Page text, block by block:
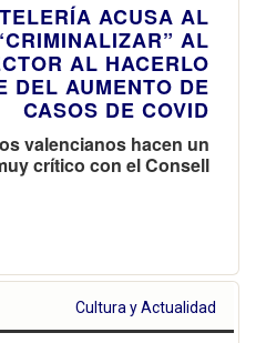
ACUSA AL
AL
AL HACERLO
DEL AUMENTO DE
CASOS DE COVID
valencianos hacen un
crítico con el Consell
Cultura y Actualidad